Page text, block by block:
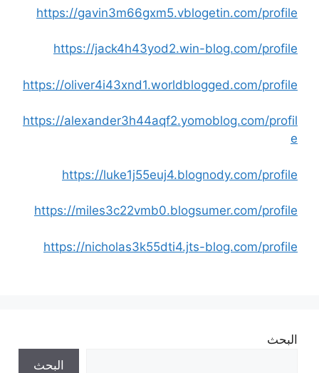
https://gavin3m66gxm5.vblogetin.com/profile
https://jack4h43yod2.win-blog.com/profile
https://oliver4i43xnd1.worldblogged.com/profile
https://alexander3h44aqf2.yomoblog.com/profil
e
https://luke1j55euj4.blognody.com/profile
https://miles3c22vmb0.blogsumer.com/profile
https://nicholas3k55dti4.jts-blog.com/profile
البحث
البحث